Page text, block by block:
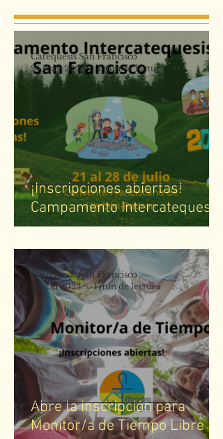
¡Inscripciones abiertas!
Campamento Intercatequesis
San Francisco
Catequesis San Francisco
24 may 2024
1 min de lectura
Abre la inscripción para
Monitor/a de Tiempo Libre
Catequesis San Francisco
20 jun 2023
1 min de lectura